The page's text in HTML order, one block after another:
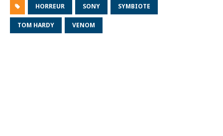
HORREUR SONY SYMBIOTE
TOM HARDY VENOM